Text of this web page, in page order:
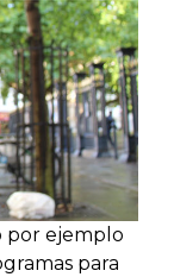
por ejemplo
para